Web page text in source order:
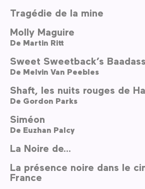
Tragédie de la mine
Molly Maguire
De Martin Ritt
Sweet Sweetback’s
De Melvin Van Peebles
Shaft, les nuits rouges de
De Gordon Parks
Siméon
De Euzhan Palcy
La Noire de...
La présence noire dans le
France